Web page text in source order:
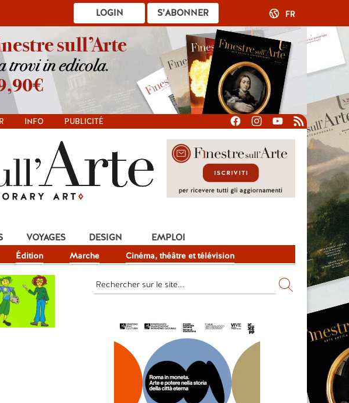
S’ABONNER
LOGIN FR
INFO PUBLICITÉ
Édition Marche Cinéma, théâtre et télévision
VOYAGES DESIGN EMPLOI